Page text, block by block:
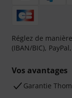
Réglez de
(IBAN/BIC),
Vos avantages
Ga­ran­tie